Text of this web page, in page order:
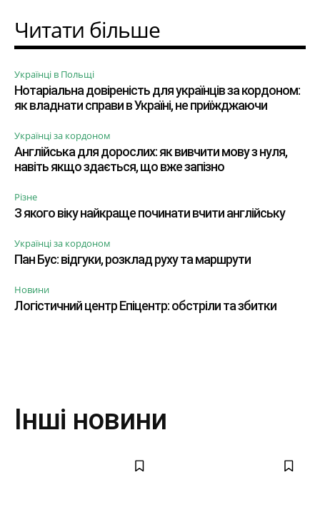
Читати більше
Українці в Польщі
Нотаріальна довіреність для українців за кордоном:
як владнати справи в Україні, не приїжджаючи
Українці за кордоном
Англійська для дорослих: як вивчити мову з нуля,
навіть якщо здається, що вже запізно
Різне
З якого віку найкраще починати вчити англійську
Українці за кордоном
Пан Бус: відгуки, розклад руху та маршрути
Новини
Логістичний центр Епіцентр: обстріли та збитки
Інші новини